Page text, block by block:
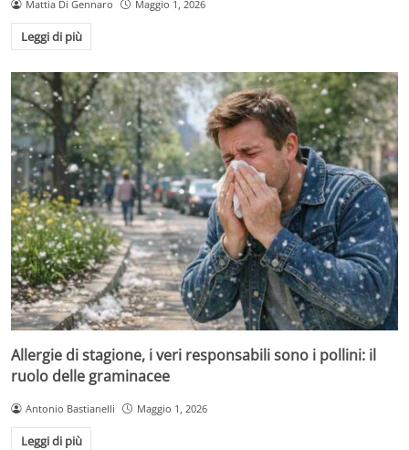
Mattia Di Gennaro Maggio 1, 2026
Leggi di più
Allergie di stagione, i veri responsabili sono i pollini: il
ruolo delle graminacee
Antonio Bastianelli Maggio 1, 2026
Leggi di più